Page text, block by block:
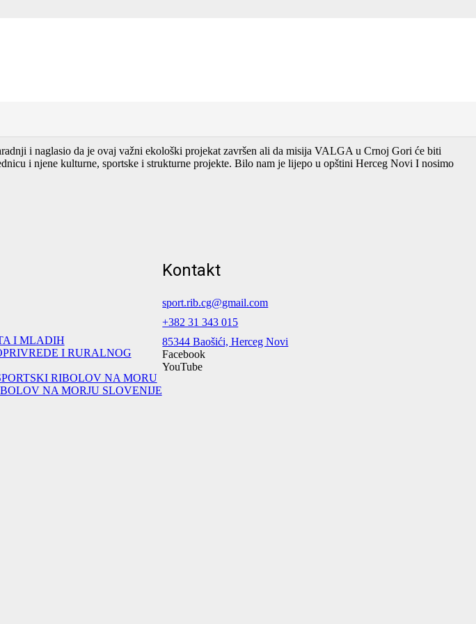
francuske kompanije uspješno završena u korist svih građana Boke a naročito opštine Herceg Novi.
i naglasio da je ovaj važni ekološki projekat završen ali da misija VALGA u Crnoj Gori će biti
i njene kulturne, sportske i strukturne projekte. Bilo nam je lijepo u opštini Herceg Novi I nosimo
I MLADIH
I RURALNOG
RIBOLOV NA MORU
NA MORJU SLOVENIJE
Kontakt
sport.rib.cg@gmail.com
+382 31 343 015
85344 Baošići, Herceg Novi
Facebook
YouTube